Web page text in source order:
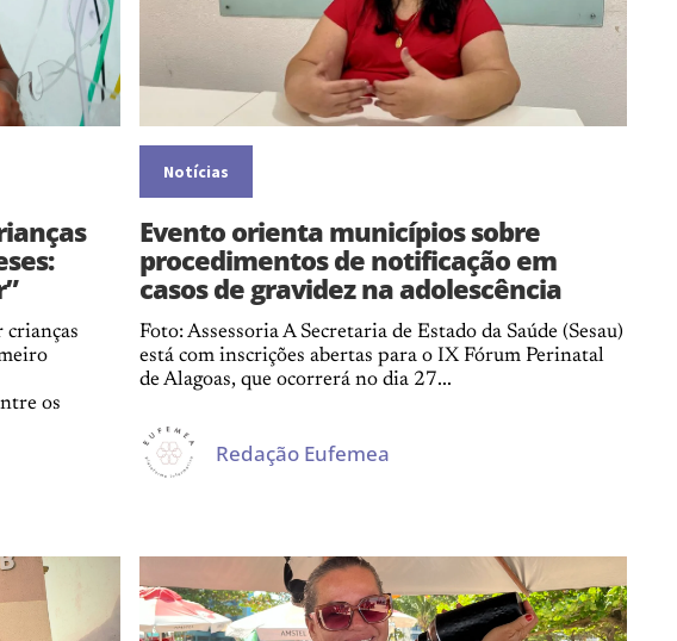
crianças
os
Notícias
Evento orienta municípios sobre
procedimentos de notificação em
casos de gravidez na adolescência
Foto: Assessoria A Secretaria de Estado da Saúde (Sesau)
está com inscrições abertas para o IX Fórum Perinatal
de Alagoas, que ocorrerá no dia 27...
Redação Eufemea